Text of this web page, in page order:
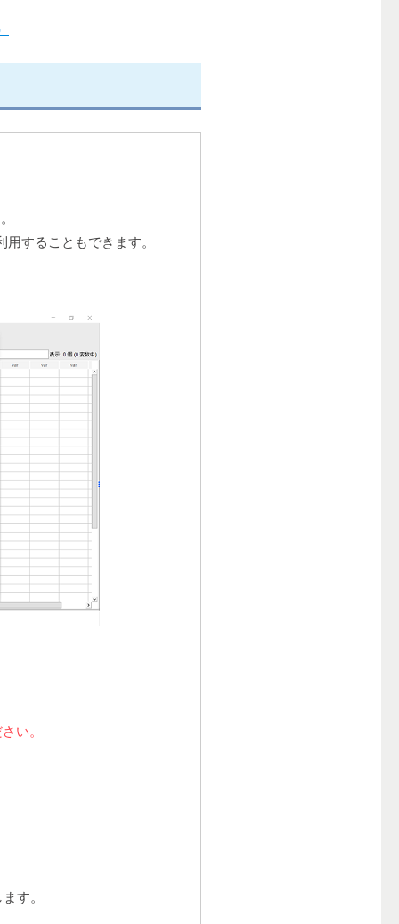
することもできます。
い。
す。